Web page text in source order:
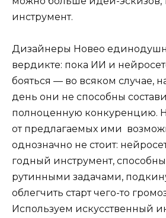
инструмент.
Дизайнеры Новео
вердикте: пока ИИ и
бояться — во всяком случае,
день они не способны
полноценную конкуренцию.
от предлагаемых ими
однозначно не стоит:
годный инструмент,
рутинными задачами,
облегчить старт чего-то
Используем искусственный